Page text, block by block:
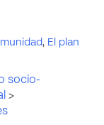
, El plan
socio-
>